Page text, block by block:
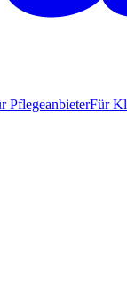
PflegeanbieterFür